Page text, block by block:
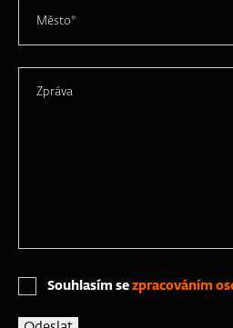
Město*
Zpráva
Souhlasím se zpracováním